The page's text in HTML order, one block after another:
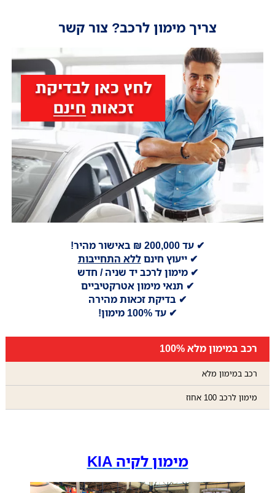
צריך מימון לרכב? צור קשר
✔ עד 200,000 ₪ באישור מהיר!
✔ ייעוץ חינםללא התחייבות
✔ מימון לרכב יד שניה / חדש
✔ תנאי מימון אטרקטיביים
✔ בדיקת זכאות מהירה
✔ עד 100% מימון!
רכב במימון מלא 100%
רכב במימון מלא
מימון לרכב 100 אחוז
מימון לקיה KIA